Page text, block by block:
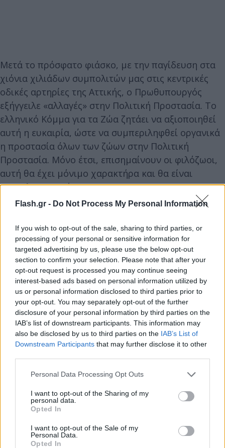
Flash.gr - Do Not Process My Personal Information
If you wish to opt-out of the sale, sharing to third parties, or
processing of your personal or sensitive information for
targeted advertising by us, please use the below opt-out
section to confirm your selection. Please note that after your
opt-out request is processed you may continue seeing
interest-based ads based on personal information utilized by
us or personal information disclosed to third parties prior to
your opt-out. You may separately opt-out of the further
disclosure of your personal information by third parties on the
IAB’s list of downstream participants. This information may
also be disclosed by us to third parties on the IAB’s List of
Downstream Participants that may further disclose it to other
Please note that this website/app uses one or more Google
not limited to your visit or usage behaviour. You may click to
grant or deny consent to Google and its third-party tags to
use your data for below specified purposes in below Google
consent section.
Personal Data Processing Opt Outs
I want to opt-out of the Sharing of my
personal data.
Opted In
I want to opt-out of the Sale of my
Personal Data.
Opted In
Μετά το πρόσφατο φιάσκο, με την παγίδευση στα
χιόνια χιλιάδων συμπολιτών μας στις κεντρικές
οδικές αρτηρίες της Αττικής, ο Πρωθυπουργός
εξήγγειλε «αλλαγές» στην Πολιτική Προστασία. Το
ελληνικό Κόμμα για τα Ζώα ζητάει να αξιοποιηθεί
αυτή η ευκαιρία, ώστε να συμπεριληφθεί οργανικά
η προστασία όλων των ζώων στην Πολιτική
Προστασία. Μόνο έτσι, επισημαίνουν οι φιλόζωοι,
αυτή θα έχει μόνιμο χαρακτήρα και θα είναι
αποτελεσματική.
Ολόκληρη η ανακοίνωση του ελληνικού
Κόμματος για τα Ζώα:
«Ο Νόμος 4662/2020, που ορίζει το πλαίσιο της
Πολιτικής Προστασίας, δεν αναφέρει ούτε μία φορά
τη λέξη “ζώο”. Αντίθετα, η “ζωή των ανθρώπων”
αναφέρεται δεκαοκτώ φορές.
Κι όμως, σε συνέντευξη τύπου που έδωσε για τις
φωτιές στις 12/8/2021, ο Πρωθυπουργός ένιωσε την
ανάγκη να δηλώσει ότι “κυρίαρχος στόχος μας στις
ζώων” (!). Τα ζώα προφανώς συμπεριλήφθηκαν
στον πρωθυπουργικό λόγο καθ’ υπερβολή και
αυθαίρετα, λόγω του κύματος συμπάθειας που
χιλιάδες απανθρακωμένα ζώα.